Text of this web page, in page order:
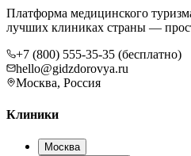
Платформа медицинского
лучших клиниках страны —
+7 (800) 555-35-35 (бесплатно)
hello@gidzdorovya.ru
Москва, Россия
Клиники
Москва